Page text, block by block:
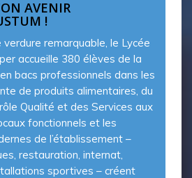
AVENIR
!
verdure remarquable, le Lycée
accueille 380 élèves de la
bacs professionnels dans les
de produits alimentaires, du
Qualité et des Services aux
fonctionnels et les
de l’établissement –
restauration, internat,
sportives – créent